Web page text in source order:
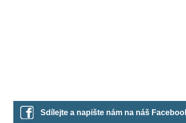
Sdílejte a napište nám na náš